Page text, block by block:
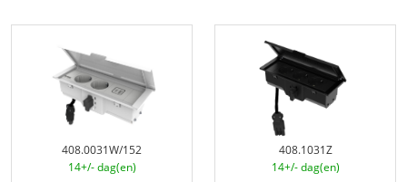
408.0031W/152
14+/- dag(en)
408.1031Z
14+/- dag(en)